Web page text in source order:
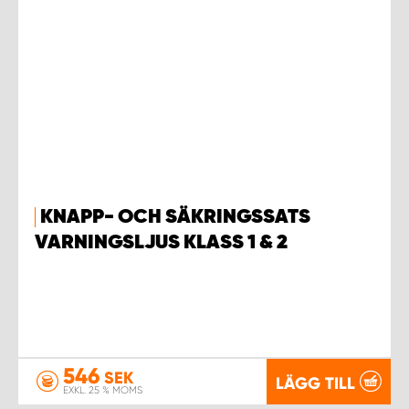
KNAPP- OCH SÄKRINGSSATS
VARNINGSLJUS KLASS 1 & 2
546 SEK
EXKL. 25 % MOMS LÄGG TILL